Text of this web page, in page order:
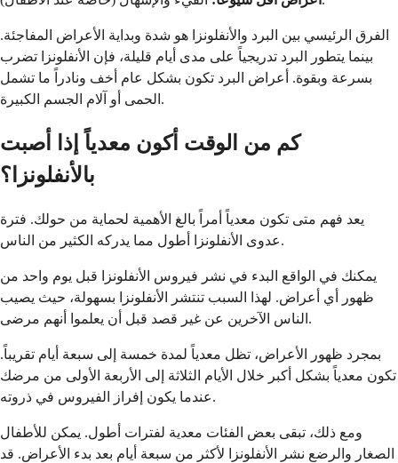
الفرق الرئيسي بين البرد والأنفلونزا هو شدة وبداية الأعراض المفاجئة.
بينما يتطور البرد تدريجياً على مدى أيام قليلة، فإن الأنفلونزا تضرب
بسرعة وبقوة. أعراض البرد تكون بشكل عام أخف ونادراً ما تشمل
الحمى أو آلام الجسم الكبيرة.
كم من الوقت أكون معدياً إذا أصبت
بالأنفلونزا؟
يعد فهم متى تكون معدياً أمراً بالغ الأهمية لحماية من حولك. فترة
عدوى الأنفلونزا أطول مما يدركه الكثير من الناس.
يمكنك في الواقع البدء في نشر فيروس الأنفلونزا قبل يوم واحد من
ظهور أي أعراض. لهذا السبب تنتشر الأنفلونزا بسهولة، حيث يصيب
الناس الآخرين عن غير قصد قبل أن يعلموا أنهم مرضى.
بمجرد ظهور الأعراض، تظل معدياً لمدة خمسة إلى سبعة أيام تقريباً.
تكون معدياً بشكل أكبر خلال الأيام الثلاثة إلى الأربعة الأولى من مرضك
عندما يكون إفراز الفيروس في ذروته.
ومع ذلك، تبقى بعض الفئات معدية لفترات أطول. يمكن للأطفال
الصغار والرضع نشر الأنفلونزا لأكثر من سبعة أيام بعد بدء الأعراض. قد